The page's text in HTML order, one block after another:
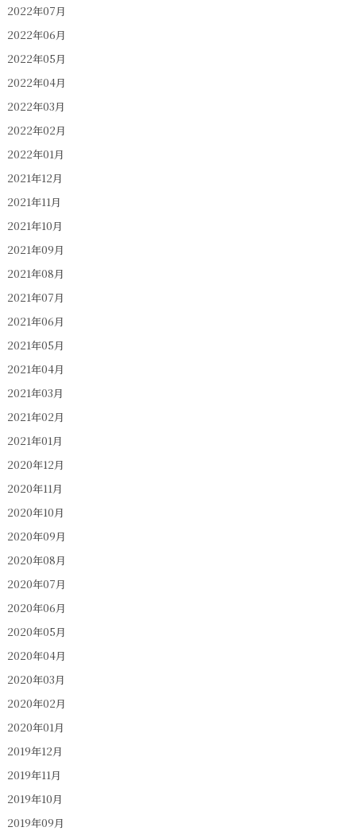
2022年07月
2022年06月
2022年05月
2022年04月
2022年03月
2022年02月
2022年01月
2021年12月
2021年11月
2021年10月
2021年09月
2021年08月
2021年07月
2021年06月
2021年05月
2021年04月
2021年03月
2021年02月
2021年01月
2020年12月
2020年11月
2020年10月
2020年09月
2020年08月
2020年07月
2020年06月
2020年05月
2020年04月
2020年03月
2020年02月
2020年01月
2019年12月
2019年11月
2019年10月
2019年09月